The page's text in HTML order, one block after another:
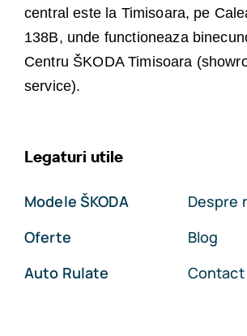
central este la Timisoara, pe
138B, unde functioneaza
Centru ŠKODA Timisoara
service).
Legaturi utile
Modele ŠKODA
Oferte
Auto Rulate
Despre
Blog
Contact